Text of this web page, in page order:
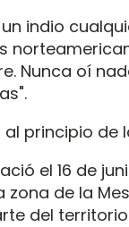
indio
Nunca oí
al principio de
el 16 de
zona de la
del territorio